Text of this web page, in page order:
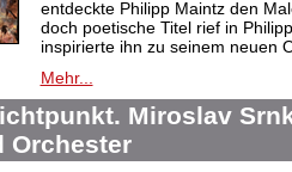
entdeckte Philipp Maintz den
doch poetische Titel rief in
inspirierte ihn zu seinem neuen
Mehr...
Miroslav
Orchester